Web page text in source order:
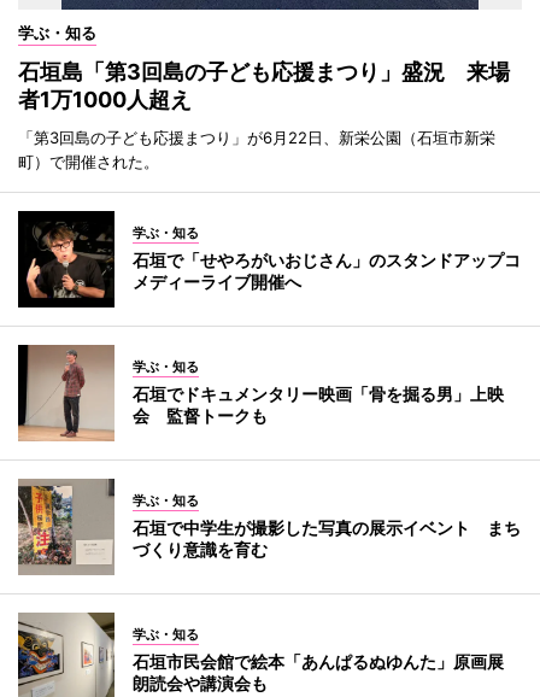
学ぶ・知る
石垣島「第3回島の子ども応援まつり」盛況 来場
者1万1000人超え
「第3回島の子ども応援まつり」が6月22日、新栄公園（石垣市新栄
町）で開催された。
学ぶ・知る
石垣で「せやろがいおじさん」のスタンドアップコ
メディーライブ開催へ
学ぶ・知る
石垣でドキュメンタリー映画「骨を掘る男」上映
会 監督トークも
学ぶ・知る
石垣で中学生が撮影した写真の展示イベント まち
づくり意識を育む
学ぶ・知る
石垣市民会館で絵本「あんぱるぬゆんた」原画展
朗読会や講演会も